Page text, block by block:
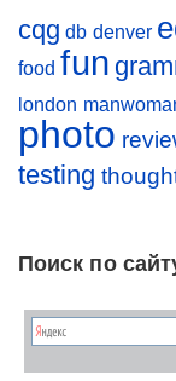
cqg db denver
food fun
london
photo
testing
Поиск по